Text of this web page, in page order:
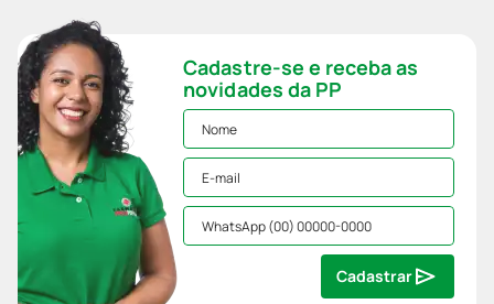
Cadastre-se e receba as
novidades da PP
Cadastrar